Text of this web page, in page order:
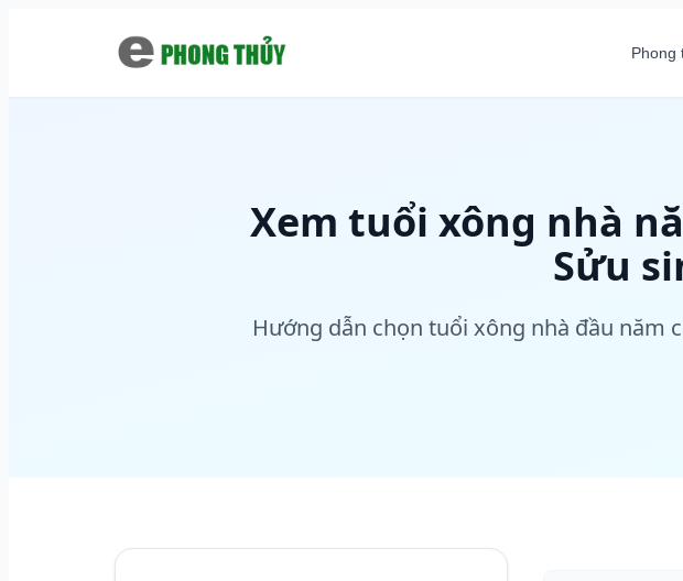
Phong
Xem tuổi xông nhà
Sửu
Hướng dẫn chọn tuổi xông nhà đầu năm